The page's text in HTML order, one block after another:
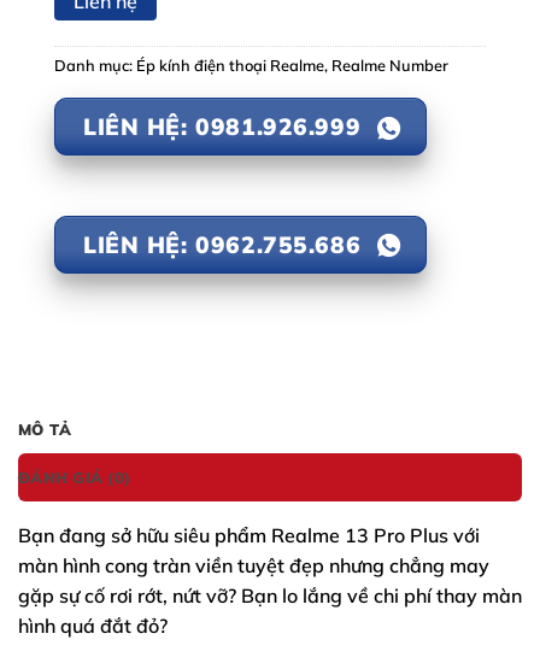
Danh mục: Ép kính điện thoại Realme, Realme Number
LIÊN HỆ: 0981.926.999
LIÊN HỆ: 0962.755.686
MÔ TẢ
ĐÁNH GIÁ (0)
Bạn đang sở hữu siêu phẩm Realme 13 Pro Plus với
màn hình cong tràn viền tuyệt đẹp nhưng chẳng may
gặp sự cố rơi rớt, nứt vỡ? Bạn lo lắng về chi phí thay màn
hình quá đắt đỏ?